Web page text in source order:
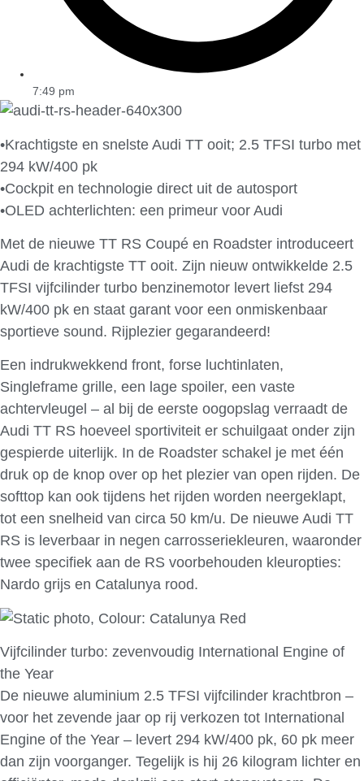
7:49 pm
•Krachtigste en snelste Audi TT ooit; 2.5 TFSI turbo met
294 kW/400 pk
•Cockpit en technologie direct uit de autosport
•OLED achterlichten: een primeur voor Audi
Met de nieuwe TT RS Coupé en Roadster introduceert
Audi de krachtigste TT ooit. Zijn nieuw ontwikkelde 2.5
TFSI vijfcilinder turbo benzinemotor levert liefst 294
kW/400 pk en staat garant voor een onmiskenbaar
sportieve sound. Rijplezier gegarandeerd!
Een indrukwekkend front, forse luchtinlaten,
Singleframe grille, een lage spoiler, een vaste
achtervleugel – al bij de eerste oogopslag verraadt de
Audi TT RS hoeveel sportiviteit er schuilgaat onder zijn
gespierde uiterlijk. In de Roadster schakel je met één
druk op de knop over op het plezier van open rijden. De
softtop kan ook tijdens het rijden worden neergeklapt,
tot een snelheid van circa 50 km/u. De nieuwe Audi TT
RS is leverbaar in negen carrosseriekleuren, waaronder
twee specifiek aan de RS voorbehouden kleuropties:
Nardo grijs en Catalunya rood.
Vijfcilinder turbo: zevenvoudig International Engine of
the Year
De nieuwe aluminium 2.5 TFSI vijfcilinder krachtbron –
voor het zevende jaar op rij verkozen tot International
Engine of the Year – levert 294 kW/400 pk, 60 pk meer
dan zijn voorganger. Tegelijk is hij 26 kilogram lichter en